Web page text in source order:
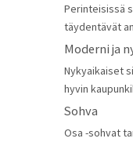
Perinteisissä
täydentävät
Moderni ja
Nykyaikaiset
hyvin
Sohva
Osa -sohvat